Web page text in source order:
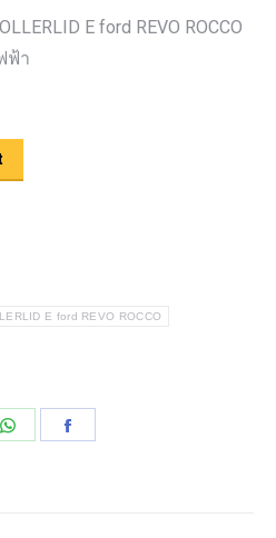
E ford REVO ROCCO
ฟ้า
E ford REVO ROCCO